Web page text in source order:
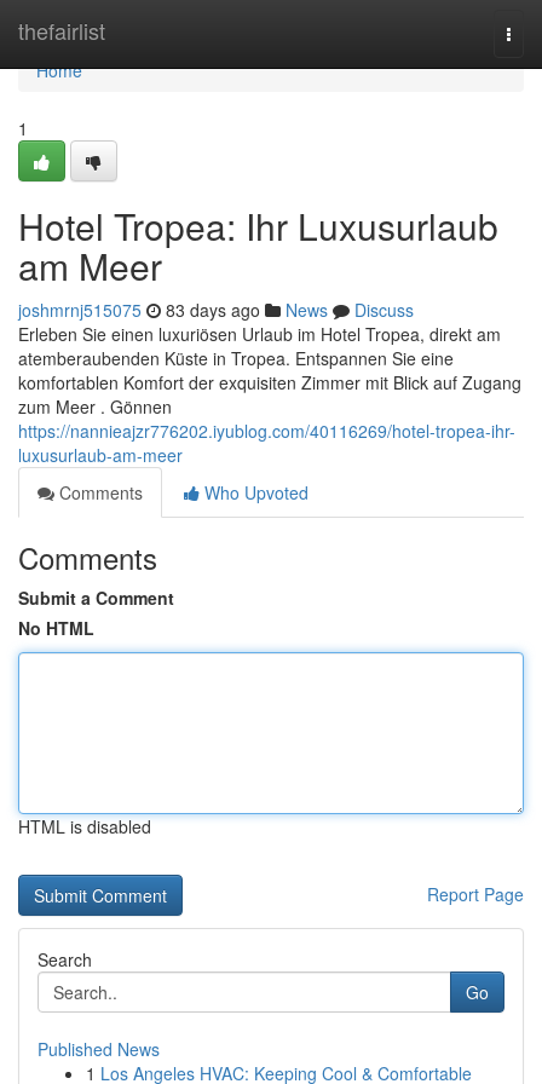
thefairlist
Home
Home
1
Hotel Tropea: Ihr Luxusurlaub
am Meer
joshmrnj515075 83 days ago News
Discuss
Erleben Sie einen luxuriösen Urlaub im Hotel Tropea, direkt am
atemberaubenden Küste in Tropea. Entspannen Sie eine
komfortablen Komfort der exquisiten Zimmer mit Blick auf Zugang
zum Meer . Gönnen
https://nannieajzr776202.iyublog.com/40116269/hotel-tropea-ihr-
luxusurlaub-am-meer
Comments
Who Upvoted
Comments
Submit a Comment
No HTML
HTML is disabled
Report Page
Search
Go
Published News
1 Los Angeles HVAC: Keeping Cool & Comfortable